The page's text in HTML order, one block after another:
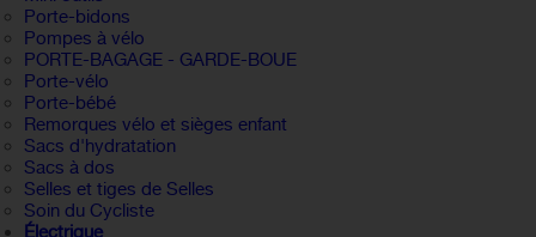
Porte-bidons
Pompes à vélo
PORTE-BAGAGE - GARDE-BOUE
Porte-vélo
Porte-bébé
Remorques vélo et sièges enfant
Sacs d'hydratation
Sacs à dos
Selles et tiges de Selles
Soin du Cycliste
Électrique